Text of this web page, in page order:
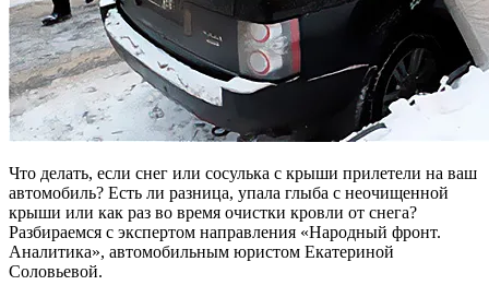
Что делать, если снег или сосулька с крыши прилетели на ваш
автомобиль? Есть ли разница, упала глыба с неочищенной
крыши или как раз во время очистки кровли от снега?
Разбираемся с экспертом направления «Народный фронт.
Аналитика», автомобильным юристом Екатериной
Соловьевой.